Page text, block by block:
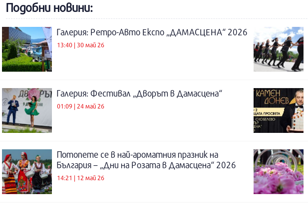
Подобни новини:
Галерия: Ретро-Авто Експо „ДАМАСЦЕНА“ 2026
13:40 | 30 май 26
Галерия: Фестивал „Дворът в Дамасцена“
01:09 | 24 май 26
Потопете се в най-ароматния празник на
България – „Дни на Розата в Дамасцена“ 2026
14:21 | 12 май 26